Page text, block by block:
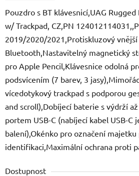
Pouzdro s BT klávesnicí,UAG
w/ Trackpad, CZ,PN
2019/2020/2021,Protiskluzový
Bluetooth,Nastavitelný magnetický
pro Apple Pencil,Klávesnice odolná
podsvícením (7 barev, 3
vícedotykový trackpad s podporou
and scroll),Dobíjecí baterie s výdrží
portem USB-C (nabíjecí kabel USB-C
balení),Okénko pro označení majetku
identifikaci,Maximální ochrana proti
Dostupnost